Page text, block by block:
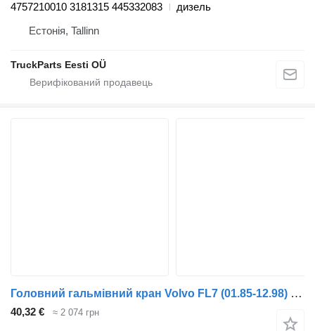
4757210010 3181315 445332083
дизель
Естонія, Tallinn
TruckParts Eesti OÜ
Головний гальмівний кран Volvo FL7 (01.85-12.98) 77700594 до тягача Volvo FL, FL6, FL7, FL10, FL12, FS718 (1985-2005)
40,32 € ≈ 2 074 грн